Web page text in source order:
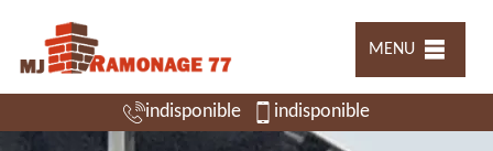
MENU
indisponible indisponible